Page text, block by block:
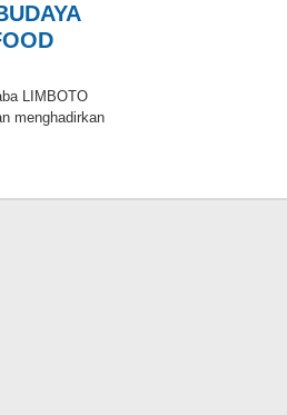
LIMBOTO
menghadirkan